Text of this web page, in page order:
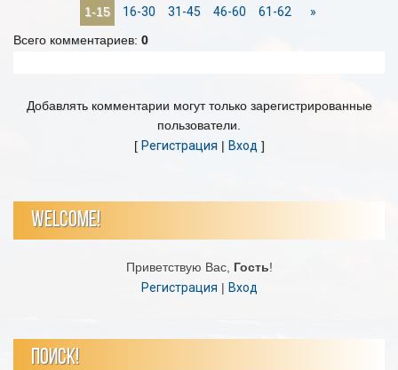
1-15 16-30 31-45 46-60 61-62 »
Всего комментариев: 0
Добавлять комментарии могут только зарегистрированные
пользователи.
[ Регистрация| Вход ]
WELCOME!
Приветствую Вас, Гость!
Регистрация | Вход
ПОИСК!